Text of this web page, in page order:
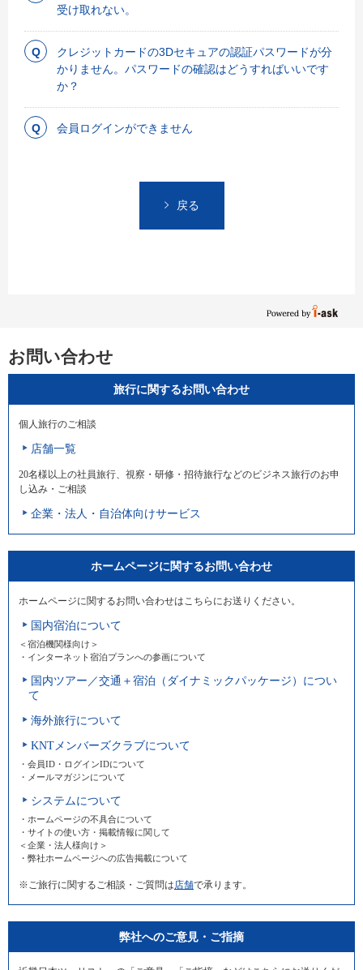
受け取れない。
クレジットカードの3Dセキュアの認証パスワードが分
かりません。パスワードの確認はどうすればいいです
か？
会員ログインができません
戻る
お問い合わせ
旅行に関するお問い合わせ
個人旅行のご相談
店舗一覧
20名様以上の社員旅行、視察・研修・招待旅行などのビジネス旅行のお申
し込み・ご相談
企業・法人・自治体向けサービス
ホームページに関するお問い合わせ
ホームページに関するお問い合わせはこちらにお送りください。
国内宿泊について
＜宿泊機関様向け＞
・インターネット宿泊プランへの参画について
国内ツアー／交通＋宿泊（ダイナミックパッケージ）につい
て
海外旅行について
KNTメンバーズクラブについて
・会員ID・ログインIDについて
・メールマガジンについて
システムについて
・ホームページの不具合について
・サイトの使い方・掲載情報に関して
＜企業・法人様向け＞
・弊社ホームページへの広告掲載について
※ご旅行に関するご相談・ご質問は 店舗で承ります。
弊社へのご意見・ご指摘